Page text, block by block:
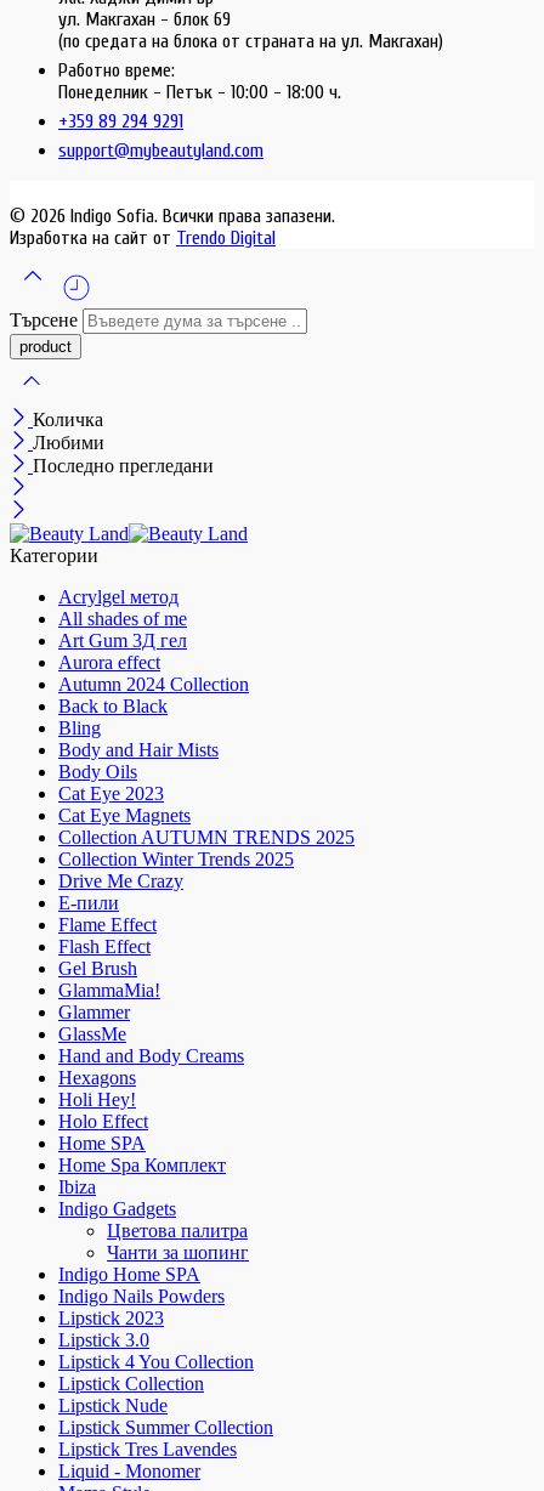
ул. Макгахан - блок 69
(по средата на блока от страната на ул. Макгахан)
Работно време:
Понеделник - Петък - 10:00 - 18:00 ч.
+359 89 294 9291
support@mybeautyland.com
© 2026 Indigo Sofia. Всички права запазени.
Изработка на сайт от Trendo Digital
Търсене
Количка
Любими
Последно прегледани
Категории
Acrylgel метод
All shades of me
Art Gum 3Д гел
Aurora effect
Autumn 2024 Collection
Back to Black
Bling
Body and Hair Mists
Body Oils
Cat Eye 2023
Cat Eye Magnets
Collection AUTUMN TRENDS 2025
Collection Winter Trends 2025
Drive Me Crazy
E-пили
Flame Effect
Flash Effect
Gel Brush
GlammaMia!
Glammer
GlassMe
Hand and Body Creams
Hexagons
Holi Hey!
Holo Effect
Home SPA
Home Spa Комплект
Ibiza
Indigo Gadgets
Цветова палитра
Чанти за шопинг
Indigo Home SPA
Indigo Nails Powders
Lipstick 2023
Lipstick 3.0
Lipstick 4 You Collection
Lipstick Collection
Lipstick Nude
Lipstick Summer Collection
Lipstick Tres Lavendes
Liquid - Monomer